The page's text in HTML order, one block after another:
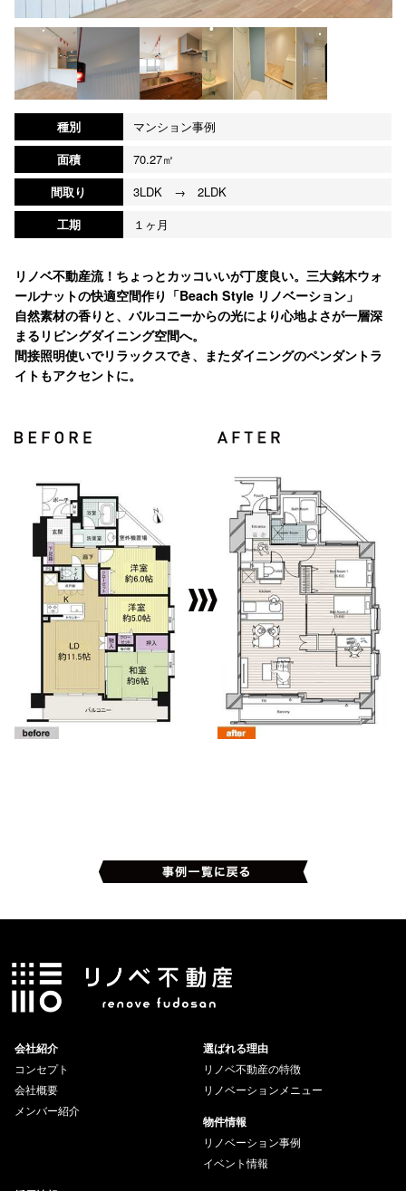
種別
マンション事例
面積
70.27㎡
間取り
3LDK → 2LDK
工期
１ヶ月
リノベ不動産流！ちょっとカッコいいが丁度良い。三大銘木ウォ
ールナットの快適空間作り「Beach Style リノベーション」
自然素材の香りと、バルコニーからの光により心地よさが一層深
まるリビングダイニング空間へ。
間接照明使いでリラックスでき、またダイニングのペンダントラ
イトもアクセントに。
会社紹介
コンセプト
会社概要
メンバー紹介
選ばれる理由
リノベ不動産の特徴
リノベーションメニュー
物件情報
リノベーション事例
イベント情報